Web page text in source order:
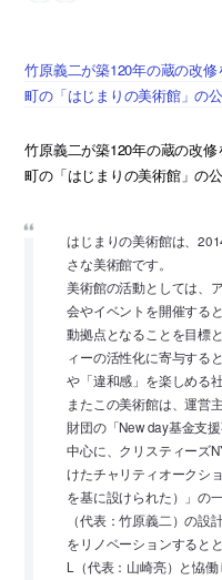
竹原義二が築120年の蔵の改
町の「はじまりの美術館」の
竹原義二が築120年の蔵の改
町の「はじまりの美術館」の
はじまりの美術館は、
さな美術館です。
美術館の活動としては、
会やイベントを開催する
動拠点となることを目標
ィーの活性化に寄与する
や「違和感」を楽しめる
またこの美術館は、運営
財団の「New day基金支
中心に、クリスティーズ
けたチャリティオークシ
を基に設けられた）」の
（代表：竹原義二）の設
をリノベーションすると
L（代表：山崎亮）と恊